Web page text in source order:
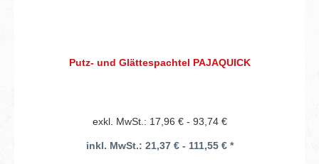
Putz- und Glättespachtel PAJAQUICK
exkl. MwSt.: 17,96 € - 93,74 €
inkl. MwSt.: 21,37 € - 111,55 € *